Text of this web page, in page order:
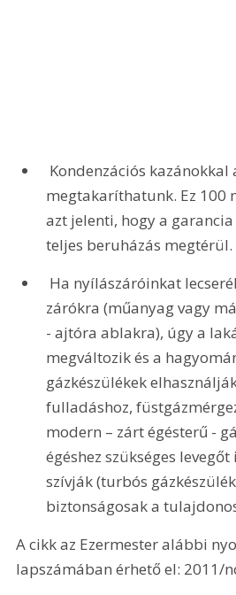
megtakaríthatunk. Ez 100
azt jelenti, hogy a
teljes beruházás megtérül.
zárókra (műanyag vagy
- ajtóra ablakra), úgy a
megváltozik és a
gázkészülékek
fulladáshoz,
modern – zárt égésterű -
égéshez szükséges
szívják (turbós
biztonságosak a
A cikk az Ezermester alábbi
lapszámában érhető el: 2011/